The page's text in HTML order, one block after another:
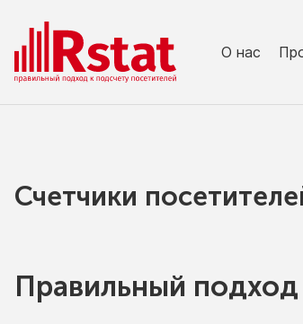
О нас
Счетчики
Правильный подход